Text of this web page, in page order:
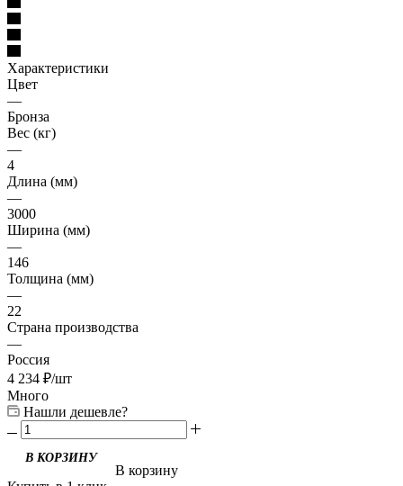
Характеристики
Цвет
—
Бронза
Вес (кг)
—
4
Длина (мм)
—
3000
Ширина (мм)
—
146
Толщина (мм)
—
22
Страна производства
—
Россия
4 234 ₽/шт
Много
Нашли дешевле?
В корзину